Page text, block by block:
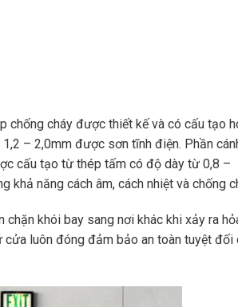
cháy được thiết kế và có cấu tạo
– 2,0mm được sơn tĩnh điện. Phần
cấu tạo từ thép tấm có độ dày từ 0,8 –
khả năng cách âm, cách nhiệt và chống
khói bay sang nơi khác khi xảy ra
luôn đóng đảm bảo an toàn tuyệt đối